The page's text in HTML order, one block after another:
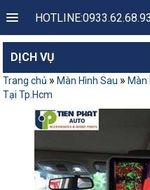
HOTLINE:0933.62.68.93
DỊCH VỤ
Trang chủ » Màn Hình Sau » Màn
Tại Tp.Hcm